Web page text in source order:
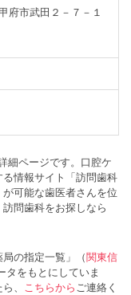
市武田２－７－１
細ページです。口腔ケ
情報サイト「訪問歯科
可能な歯医者さんを位
問歯科をお探しなら
の指定一覧」（関東信
をもとにしていま
、
こちらから ご連絡く